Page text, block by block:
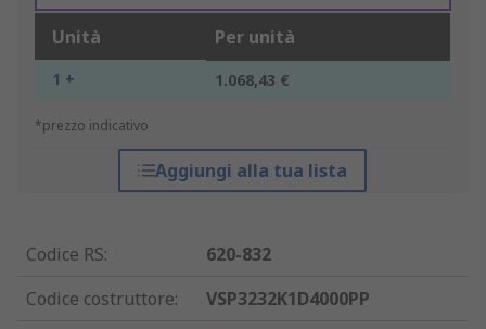
Unità Per unità
1 + 1.068,43 €
*prezzo indicativo
Aggiungi alla tua lista
Codice RS:
620-832
Codice costruttore:
VSP3232K1D4000PP